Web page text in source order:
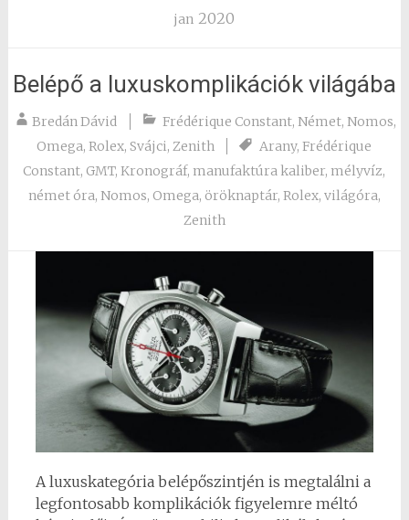
jan 2020
Belépő a luxuskomplikációk világába
Bredán Dávid Frédérique Constant, Német, Nomos,
Omega,Rolex,Svájci,Zenith Arany,Frédérique
Constant, GMT,Kronográf, manufaktúra kaliber, mélyvíz,
német óra, Nomos, Omega, öröknaptár, Rolex, világóra,
Zenith
A luxuskategória belépőszintjén is megtalálni a
legfontosabb komplikációk figyelemre méltó